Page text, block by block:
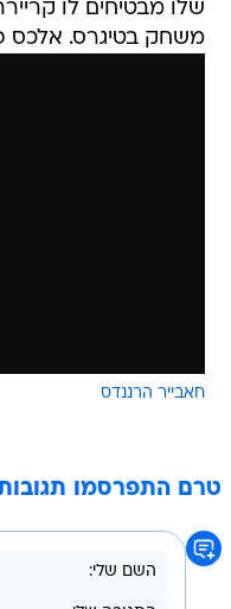
שלו מבטיחים לו
משחק בטיגרס. אלכס
חאבייר הרננדס
טרם התפרסמו